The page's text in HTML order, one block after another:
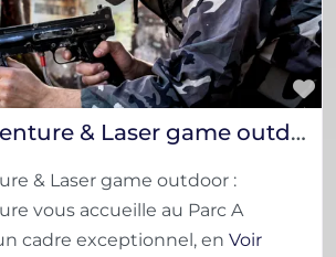
Paintball Aventure & Laser game outdoor
& Laser game outdoor :
vous accueille au Parc A
cadre exceptionnel, en Voir